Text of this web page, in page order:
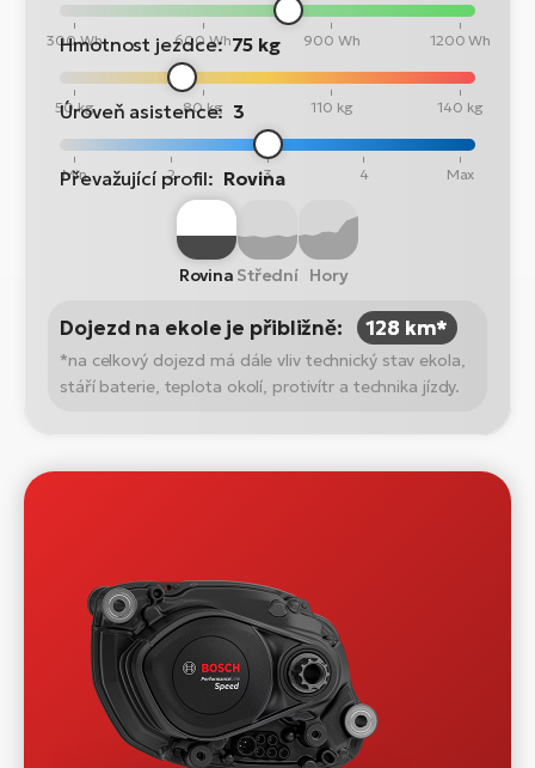
300 Wh 600 Wh 900 Wh 1200 Wh
Hmotnost jezdce: 75 kg
50 kg 80 kg 110 kg 140 kg
Úroveň asistence: 3
Min 2 3 4 Max
Převažující profil: Rovina
Rovina Střední Hory
Dojezd na ekole je přibližně: 128 km*
*na celkový dojezd má dále vliv technický stav ekola,
stáří baterie, teplota okolí, protivítr a technika jízdy.